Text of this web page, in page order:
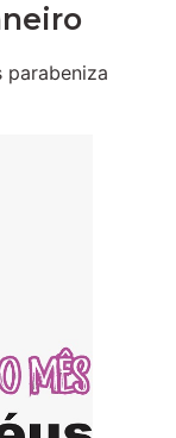
parabeniza